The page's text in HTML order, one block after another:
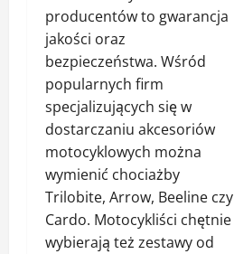
producentów to gwarancja
jakości oraz
bezpieczeństwa. Wśród
popularnych firm
specjalizujących się w
dostarczaniu akcesoriów
motocyklowych można
wymienić chociażby
Trilobite, Arrow, Beeline czy
Cardo. Motocykliści chętnie
wybierają też zestawy od